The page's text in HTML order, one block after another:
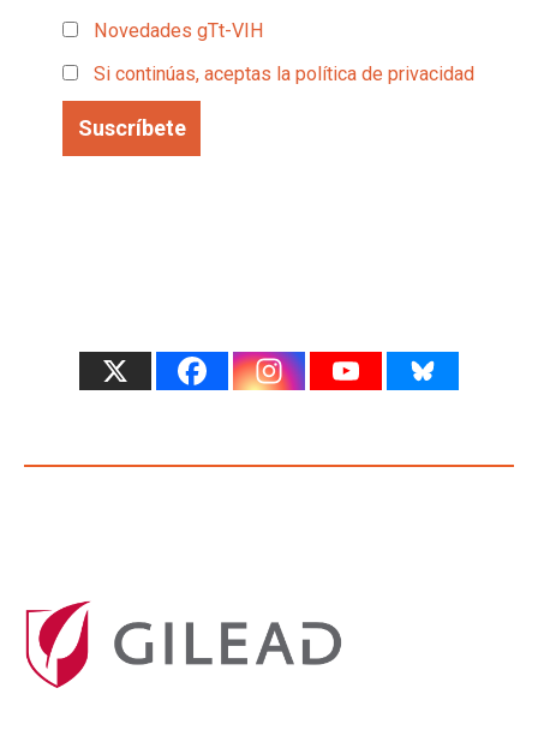
Novedades gTt-VIH
Si continúas, aceptas la política de privacidad